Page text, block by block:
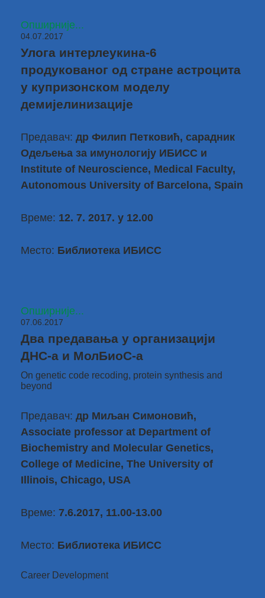
Опширније...
04.07.2017
Улога интерлеукина-6
продукованог од стране астроцита
у купризонском моделу
демијелинизације
Предавач: др Филип Петковић, сарадник
Одељења за имунологију ИБИСС и
Institute of Neuroscience, Medical Faculty,
Autonomous University of Barcelona​, Spain
Време: 12. 7. 2017. у 12.00
Место: Библиотека ИБИСС
Опширније...
07.06.2017
Два предавања у организацији
ДНС-а и МолБиоС-а
On genetic code recoding, protein synthesis and
beyond
Предавач: др Миљан Симоновић,
Associate professor at Department of
Biochemistry and Molecular Genetics,
College of Medicine, The University of
Illinois, Chicago, USA
Време: 7.6.2017, 11.00-13.00
Место: Библиотека ИБИСС
Career Development